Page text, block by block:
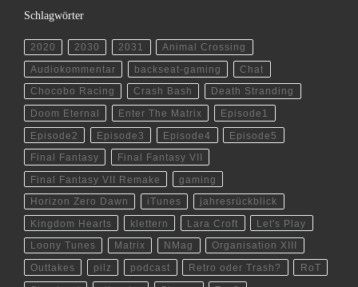
Schlagwörter
2020 2030 2031 Animal Crossing
Audiokommentar backseat-gaming Chat
Chocobo Racing Crash Bash Death Stranding
Doom Eternal Enter The Matrix Episode1
Episode2 Episode3 Episode4 Episode5
Final Fantasy Final Fantasy VII
Final Fantasy VII Remake gaming
Horizon Zero Dawn iTunes jahresrückblick
Kingdom Hearts klettern Lara Croft Let's Play
Loony Tunes Matrix NMag Organisation XIII
Outtakes pilz podcast Retro oder Trash? RoT